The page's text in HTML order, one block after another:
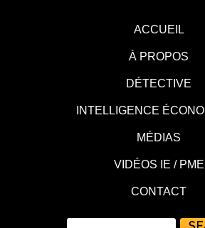
ACCUEIL
À PROPOS
DÉTECTIVE
INTELLIGENCE
MÉDIAS
VIDÉOS IE / PME
CONTACT